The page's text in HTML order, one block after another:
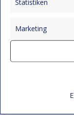
Marketing
15. Dezember
„El
Eine